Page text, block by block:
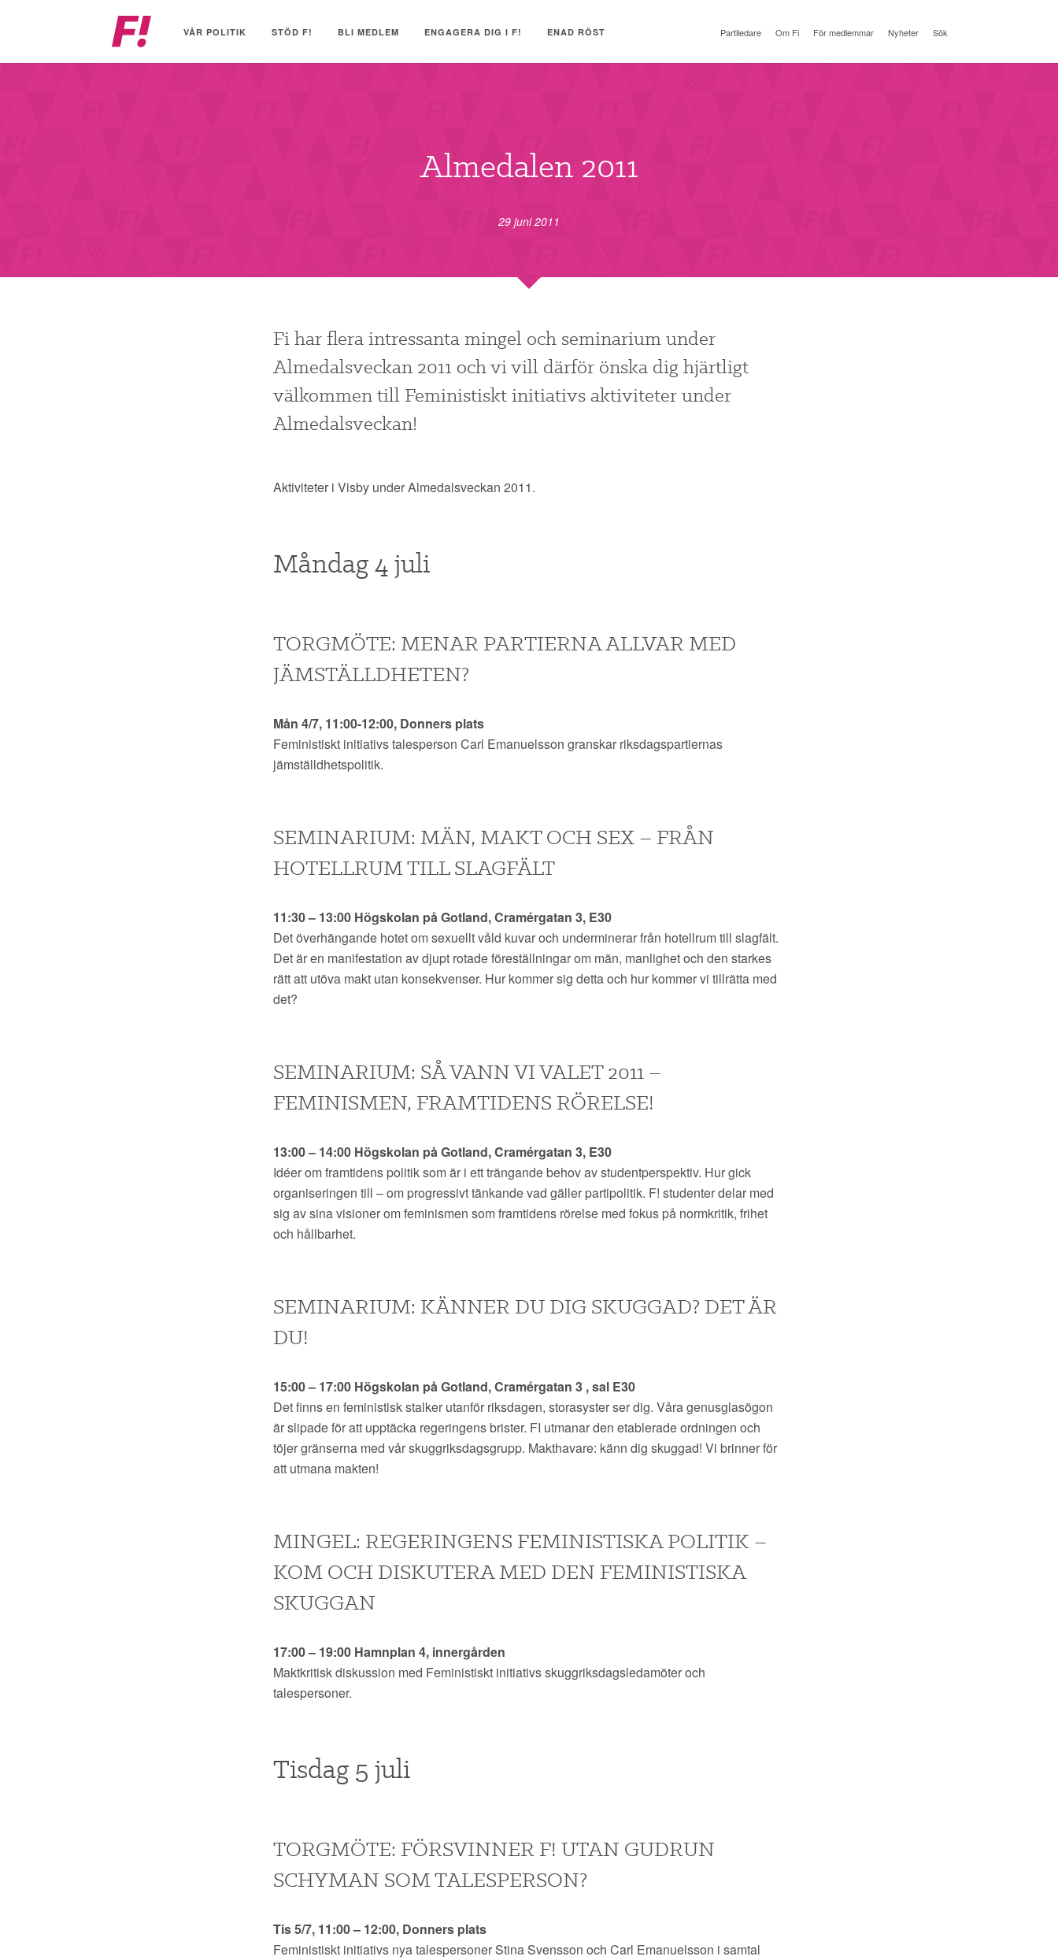
initiativ
VÅR POLITIK STÖD F! BLI MEDLEM ENGAGERA DIG I F! ENAD RÖST Partiledare Om Fi För medlemmar Nyheter Sök
Almedalen 2011
29 juni 2011
Fi har flera intressanta mingel och seminarium under
Almedalsveckan 2011 och vi vill därför önska dig hjärtligt
välkommen till Feministiskt initiativs aktiviteter under
Almedalsveckan!
Aktiviteter i Visby under Almedalsveckan 2011.
Måndag 4 juli
TORGMÖTE: MENAR PARTIERNA ALLVAR MED
JÄMSTÄLLDHETEN?
Mån 4/7, 11:00-12:00, Donners plats
Feministiskt initiativs talesperson Carl Emanuelsson granskar riksdagspartiernas
jämställdhetspolitik.
SEMINARIUM: MÄN, MAKT OCH SEX – FRÅN
HOTELLRUM TILL SLAGFÄLT
11:30 – 13:00 Högskolan på Gotland, Cramérgatan 3, E30
Det överhängande hotet om sexuellt våld kuvar och underminerar från hotellrum till slagfält.
Det är en manifestation av djupt rotade föreställningar om män, manlighet och den starkes
rätt att utöva makt utan konsekvenser. Hur kommer sig detta och hur kommer vi tillrätta med
det?
SEMINARIUM: SÅ VANN VI VALET 2011 –
FEMINISMEN, FRAMTIDENS RÖRELSE!
13:00 – 14:00 Högskolan på Gotland, Cramérgatan 3, E30
Idéer om framtidens politik som är i ett trängande behov av studentperspektiv. Hur gick
organiseringen till – om progressivt tänkande vad gäller partipolitik. F! studenter delar med
sig av sina visioner om feminismen som framtidens rörelse med fokus på normkritik, frihet
och hållbarhet.
SEMINARIUM: KÄNNER DU DIG SKUGGAD? DET ÄR
DU!
15:00 – 17:00 Högskolan på Gotland, Cramérgatan 3 , sal E30
Det finns en feministisk stalker utanför riksdagen, storasyster ser dig. Våra genusglasögon
är slipade för att upptäcka regeringens brister. FI utmanar den etablerade ordningen och
töjer gränserna med vår skuggriksdagsgrupp. Makthavare: känn dig skuggad! Vi brinner för
att utmana makten!
MINGEL: REGERINGENS FEMINISTISKA POLITIK –
KOM OCH DISKUTERA MED DEN FEMINISTISKA
SKUGGAN
17:00 – 19:00 Hamnplan 4, innergården
Maktkritisk diskussion med Feministiskt initiativs skuggriksdagsledamöter och
talespersoner.
Tisdag 5 juli
TORGMÖTE: FÖRSVINNER F! UTAN GUDRUN
SCHYMAN SOM TALESPERSON?
Tis 5/7, 11:00 – 12:00, Donners plats
Feministiskt initiativs nya talespersoner Stina Svensson och Carl Emanuelsson i samtal